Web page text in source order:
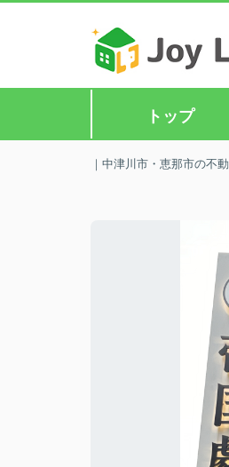
トップ
｜中津川市・恵那市の不